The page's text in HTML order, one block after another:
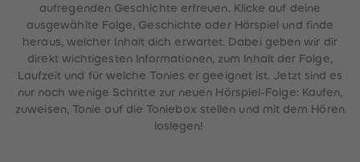
aufregenden Geschichte erfreuen. Klicke auf deine
ausgewählte Folge, Geschichte oder Hörspiel und finde
heraus, welcher Inhalt dich erwartet. Dabei geben wir dir
direkt wichtigesten Informationen, zum Inhalt der Folge,
Laufzeit und für welche Tonies er geeignet ist. Jetzt sind es
nur noch wenige Schritte zur neuen Hörspiel-Folge: Kaufen,
zuweisen, Tonie auf die Toniebox stellen und mit dem Hören
loslegen!